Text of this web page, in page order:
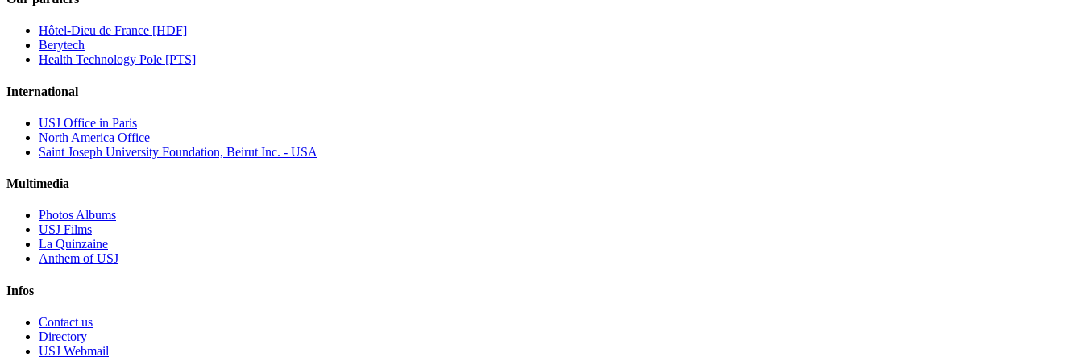
Hôtel-Dieu de France [HDF]
Berytech
Health Technology Pole [PTS]
International
USJ Office in Paris
North America Office
Saint Joseph University Foundation, Beirut Inc. - USA
Multimedia
Photos Albums
USJ Films
La Quinzaine
Anthem of USJ
Infos
Contact us
Directory
USJ Webmail